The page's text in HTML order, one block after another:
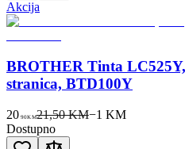
Akcija
BROTHER Tinta
stranica, BTD100Y
20 90KM21,50 KM−1 KM
Dostupno